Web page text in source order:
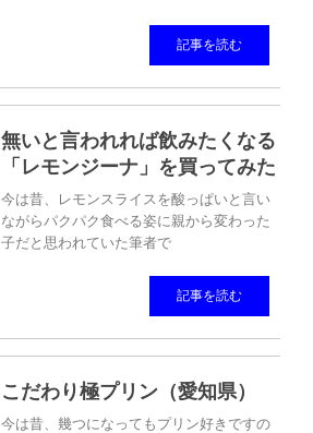
記事を読む
無いと言われれば飲みたくなる
「レモンジーナ」を買ってみた
今は昔、レモンスライスを酸っぱいと言い
ながらパクパク食べる姿に親から変わった
子だと思われていた筆者で
記事を読む
こだわり極プリン（愛知県）
今は昔、幾つになってもプリン好きですの